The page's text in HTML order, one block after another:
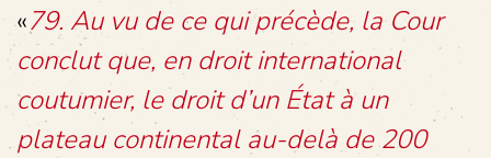
«79. Au vu de ce qui précède, la Cour
conclut que, en droit international
coutumier, le droit d’un État à un
plateau continental au-delà de 200